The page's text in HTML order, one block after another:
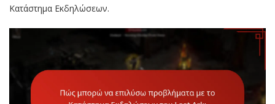
Κατάστημα Εκδηλώσεων.